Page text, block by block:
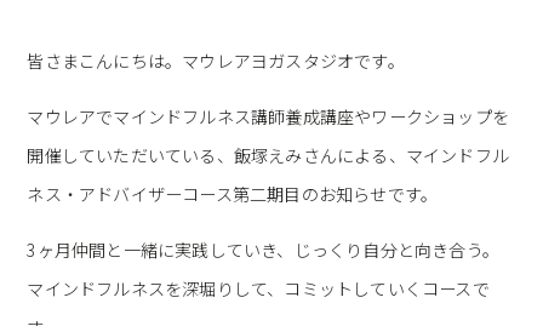
皆さまこんにちは。マウレアヨガスタジオです。
マウレアでマインドフルネス講師養成講座やワークショップを
開催していただいている、飯塚えみさんによる、マインドフル
ネス・アドバイザーコース第二期目のお知らせです。
3ヶ月仲間と一緒に実践していき、じっくり自分と向き合う。
マインドフルネスを深堀りして、コミットしていくコースで